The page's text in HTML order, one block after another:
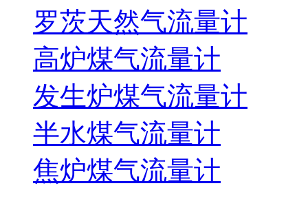
罗茨天然气流量计
高炉煤气流量计
发生炉煤气流量计
半水煤气流量计
焦炉煤气流量计